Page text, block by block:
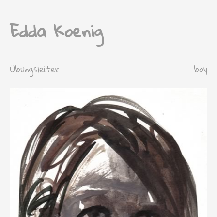
Edda Koenig
Übungsleiter boy